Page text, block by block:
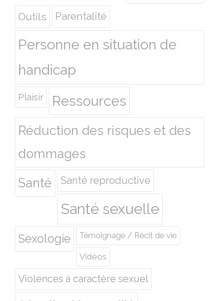
Outils Parentalité
Personne en situation de
handicap
Plaisir Ressources
Réduction des risques et des
dommages
Santé
Santé reproductive
Santé sexuelle
Sexologie Témoignage / Récit de vie
Vidéos
Violences à caractère sexuel